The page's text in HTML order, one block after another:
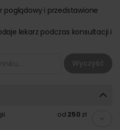
gdzie do dyspozycji pacjentów
komfortowych
zabiegowy oraz
badań laboratoryjnych;
Oddział II Chojny
przy
do dyspozycji pacjentów
2 gabinety zabiegowe.
lekarzy przyjmuje pacjentów
poglądowy i przedstawione
lekarz podczas konsultacji i
Wyczyść
od 250 zł